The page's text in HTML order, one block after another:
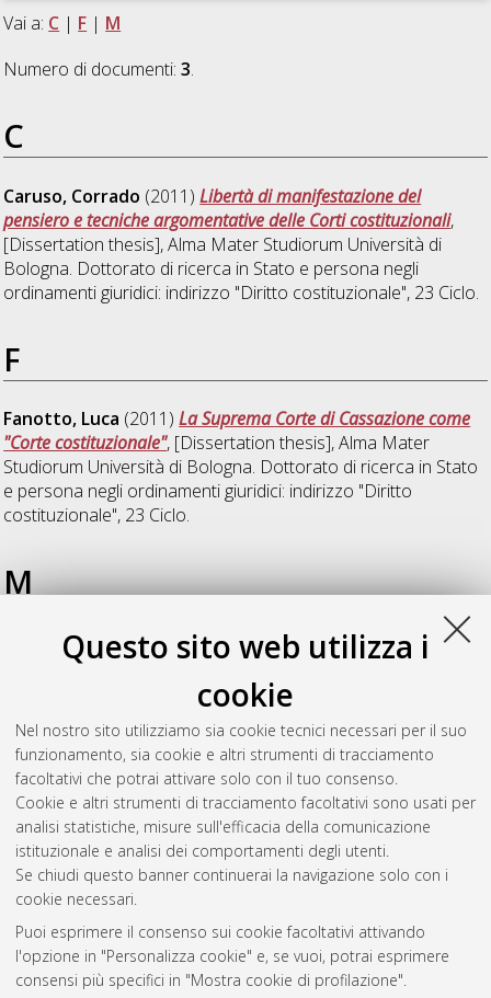
Questo sito web utilizza i
cookie
Nel nostro sito utilizziamo sia cookie tecnici necessari per il suo
funzionamento, sia cookie e altri strumenti di tracciamento
facoltativi che potrai attivare solo con il tuo consenso.
Cookie e altri strumenti di tracciamento facoltativi sono usati per
analisi statistiche, misure sull'efficacia della comunicazione
istituzionale e analisi dei comportamenti degli utenti.
Se chiudi questo banner continuerai la navigazione solo con i
cookie necessari.
Puoi esprimere il consenso sui cookie facoltativi attivando
l'opzione in "Personalizza cookie" e, se vuoi, potrai esprimere
consensi più specifici in "Mostra cookie di profilazione".
Vai a: C | F | M
Numero di documenti:3.
C
Caruso, Corrado (2011)Libertà di manifestazione del
pensiero e tecniche argomentative delle Corti costituzionali,
[Dissertation thesis], Alma Mater Studiorum Università di
Bologna. Dottorato di ricerca in Stato e persona negli
ordinamenti giuridici: indirizzo "Diritto costituzionale", 23 Ciclo.
F
Fanotto, Luca (2011)La Suprema Corte di Cassazione come
"Corte costituzionale", [Dissertation thesis], Alma Mater
Studiorum Università di Bologna. Dottorato di ricerca in Stato
e persona negli ordinamenti giuridici: indirizzo "Diritto
costituzionale", 23 Ciclo.
M
Mateos Martinez, Jose(2011)Neocostituzionalismo e
positivizzazione dei valori , [Dissertation thesis], Alma Mater
Studiorum Università di Bologna. Dottorato di ricerca in
e persona negli ordinamenti giuridici: indirizzo "Diritto
costituzionale", 24 Ciclo. DOI
10.6092/unibo/amsdottorato/3360.
Questa lista e' stata generata il Thu Aug 6 20:41:30 2026
Atom
Rss 1.0
Rss 2.0